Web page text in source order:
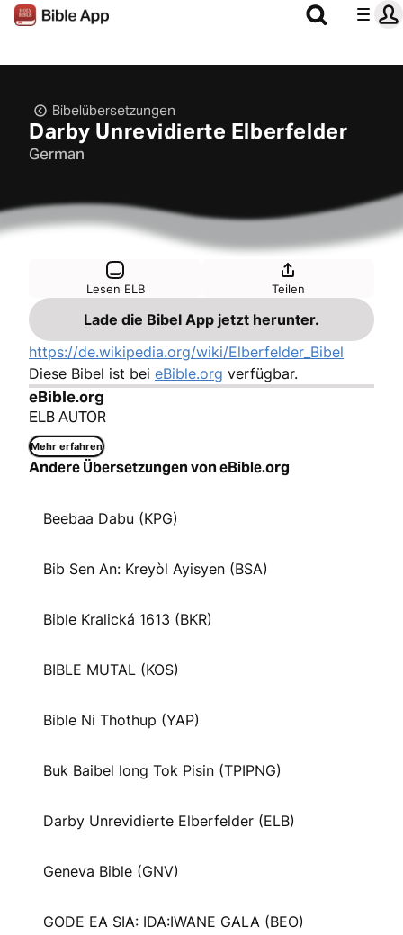
Bibelübersetzungen
Darby Unrevidierte Elberfelder
German
Lesen ELB Teilen
Lade die Bibel App jetzt herunter.
https://de.wikipedia.org/wiki/Elberfelder_Bibel
Diese Bibel ist bei eBible.org verfügbar.
eBible.org
ELB AUTOR
Mehr erfahren
Andere Übersetzungen von eBible.org
Beebaa Dabu (KPG)
Bib Sen An: Kreyòl Ayisyen (BSA)
Bible Kralická 1613 (BKR)
BIBLE MUTAL (KOS)
Bible Ni Thothup (YAP)
Buk Baibel long Tok Pisin (TPIPNG)
Darby Unrevidierte Elberfelder (ELB)
Geneva Bible (GNV)
GODE EA SIA: IDA:IWANE GALA (BEO)